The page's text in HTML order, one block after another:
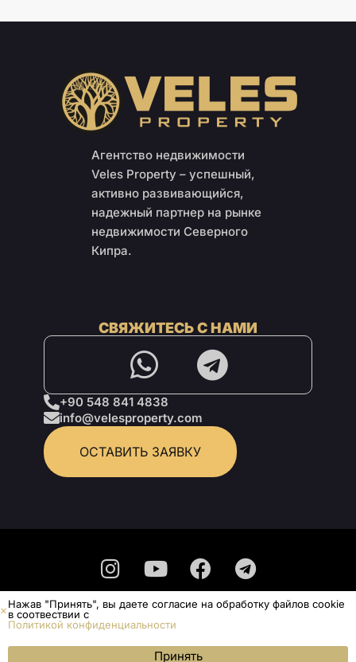
Агентство недвижимости
Veles Property – успешный,
активно развивающийся,
надежный партнер на рынке
недвижимости Северного
Кипра.
СВЯЖИТЕСЬ С НАМИ
+90 548 841 4838
info@velesproperty.com
ОСТАВИТЬ ЗАЯВКУ
Политика конфиденциальности
Не является публичной офертой.
© Veles Property 2025 - Все права защищены
Нажав "Принять", вы даете согласие на обработку файлов cookie
в соотвествии с
Политикой конфиденциальности
Принять